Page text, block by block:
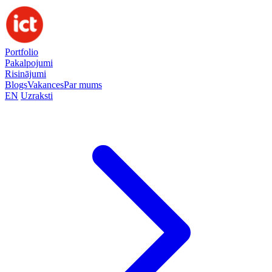
Portfolio
Pakalpojumi
Risinājumi
BlogsVakancesPar mums
EN Uzraksti